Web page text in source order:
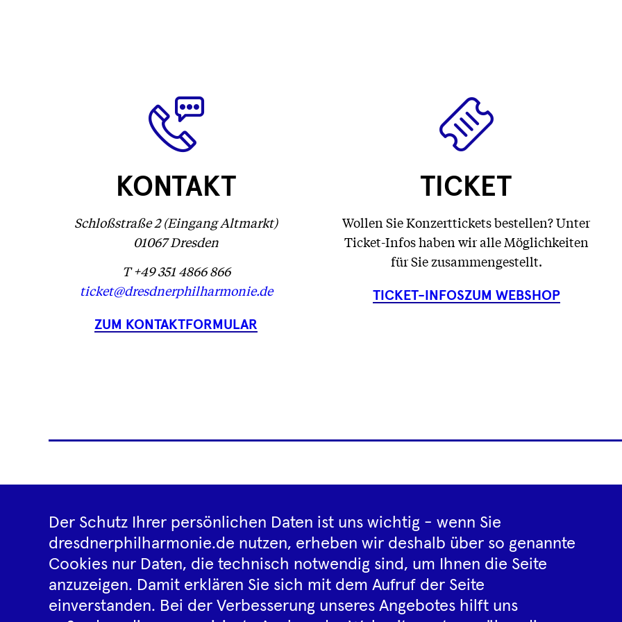
KONTAKT
Schloßstraße 2 (Eingang Altmarkt)
01067 Dresden
T +49 351 4866 866
ticket@dresdnerphilharmonie.de
ZUM KONTAKTFORMULAR
TICKET
Wollen Sie Konzerttickets bestellen? Unter
Ticket-Infos haben wir alle Möglichkeiten
für Sie zusammengestellt.
TICKET-INFOSZUM WEBSHOP
Navigation
TiktokFacebook
Instagram
SpotifyYouTube
Der Schutz Ihrer persönlichen Daten ist uns wichtig - wenn Sie
dresdnerphilharmonie.de nutzen, erheben wir deshalb über so genannte
Cookies nur Daten, die technisch notwendig sind, um Ihnen die Seite
anzuzeigen. Damit erklären Sie sich mit dem Aufruf der Seite
einverstanden. Bei der Verbesserung unseres Angebotes hilft uns